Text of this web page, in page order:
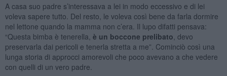
A casa suo padre s’interessava a lei in modo eccessivo e di lei
voleva sapere tutto. Del resto, le voleva così bene da farla dormire
nel lettone quando la mamma non c’era. Il lupo difatti pensava:
“Questa bimba è tenerella, è un boccone prelibato , devo
preservarla dai pericoli e tenerla stretta a me”. Cominciò così una
lunga storia di approcci amorevoli che poco avevano a che vedere
con quelli di un vero padre.